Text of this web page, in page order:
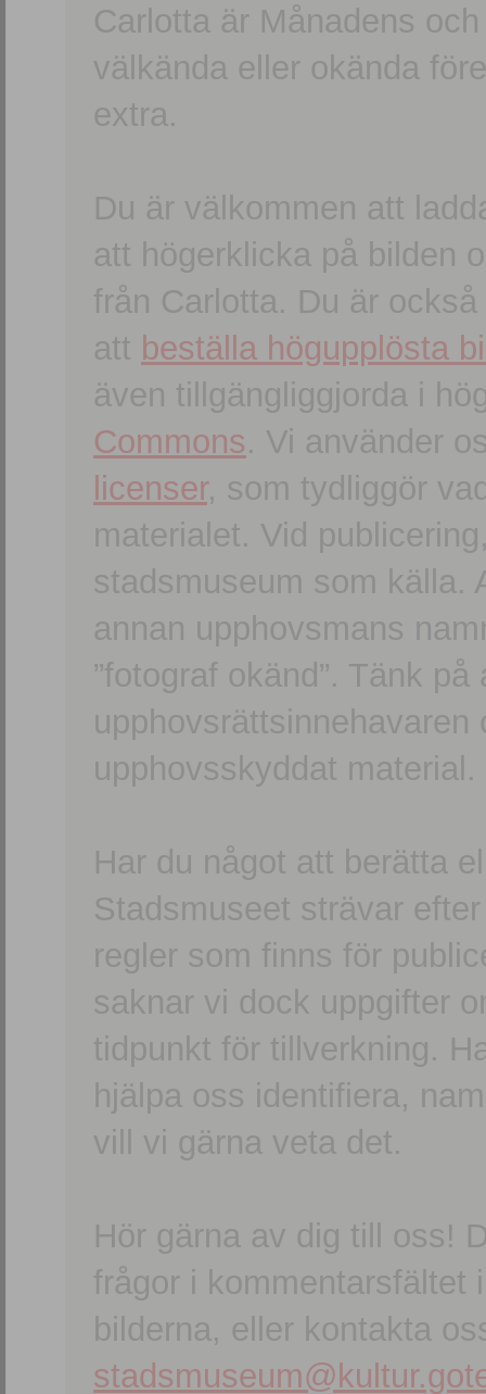
Carlotta är Månadens
välkända eller okända
extra.
Du är välkommen att
att högerklicka på bilden
från Carlotta. Du är
att beställa högupplösta
även tillgängliggjorda i
Commons. Vi använder
licenser, som tydliggör
materialet. Vid
stadsmuseum som källa.
annan upphovsmans
”fotograf okänd”. Tänk
upphovsskyddat material.
Har du något att berätta
Stadsmuseet strävar
regler som finns för
saknar vi dock uppgifter
tidpunkt för tillverkning.
hjälpa oss identifiera,
vill vi gärna veta det.
Hör gärna av dig till oss!
frågor i kommentarsfältet
bilderna, eller kontakta